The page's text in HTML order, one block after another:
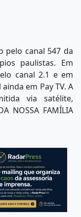
pelo canal 547 da
paulistas. Em
canal 2.1 e em
em Pay TV. A
via satélite,
NOSSA FAMÍLIA